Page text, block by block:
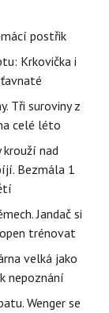
postřik
Krkovička i
Tři suroviny z
celé léto
krouží nad
Bezmála 1
Jandač si
trénovat
velká jako
nepoznání
Wenger se